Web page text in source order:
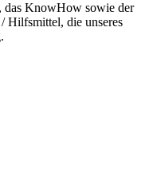
das KnowHow sowie der
Hilfsmittel, die unseres